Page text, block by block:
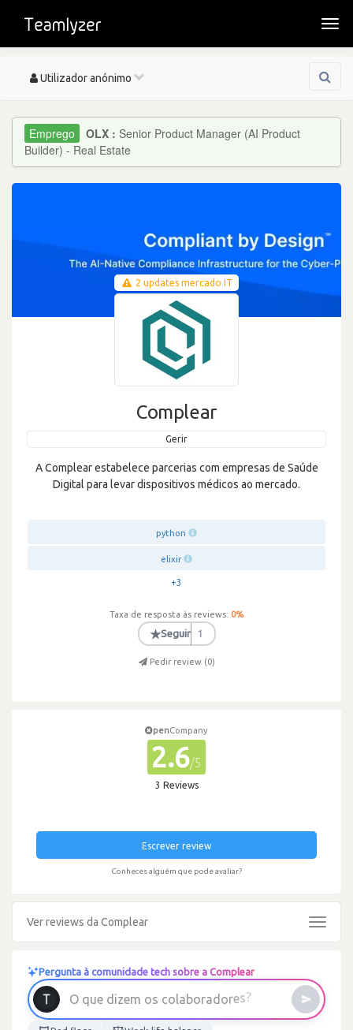
Toggle
Utilizador anónimo
OLX : Senior Product Manager (AI Product
Builder) - Real Estate
2 updates mercado IT
Complear
Gerir
A Complear estabelece parcerias com empresas de Saúde
Digital para levar dispositivos médicos ao mercado.
python
elixir
+3
Taxa de resposta às reviews: 0%
★Seguir 1
Pedir review (0)
penCompany
2.6/5
3 Reviews
Escrever review
Conheces alguém que pode avaliar?
Ver reviews da Complear
Toggle
Pergunta à comunidade tech sobre a Complear
O que d izem os colabora d